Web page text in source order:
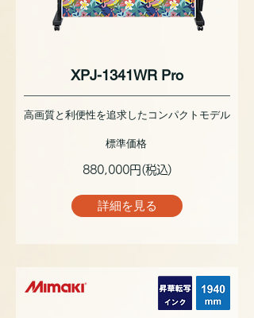
XPJ-1341WR Pro
高画質と利便性を追求したコンパクトモデル
標準価格
880,000円(税込)
詳細を見る